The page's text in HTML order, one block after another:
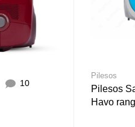
10
Pilesos
Pilesos
Havo rang